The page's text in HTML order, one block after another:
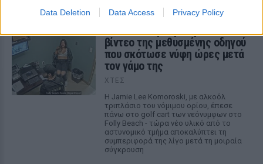
Data Deletion Data Access Privacy Policy
ΣΤΗΝ ΙΔΙΑ ΚΑΤΗΓΟΡΙΑ
«Θέλω τον μπαμπά μου»: Το
βίντεο της μεθυσμένης οδηγού
που σκότωσε νύφη ώρες μετά
τον γάμο της
ΧΤΕΣ
Η Jamie Lee Komoroski, με αλκοόλ
τριπλάσιο του νόμιμου ορίου, έπεσε
πάνω στο golf cart των νεόνυμφων στο
Folly Beach - τώρα νέο υλικό από το
αστυνομικό τμήμα αποκαλύπτει τη
συμπεριφορά της λίγο μετά τη μοιραία
σύγκρουση